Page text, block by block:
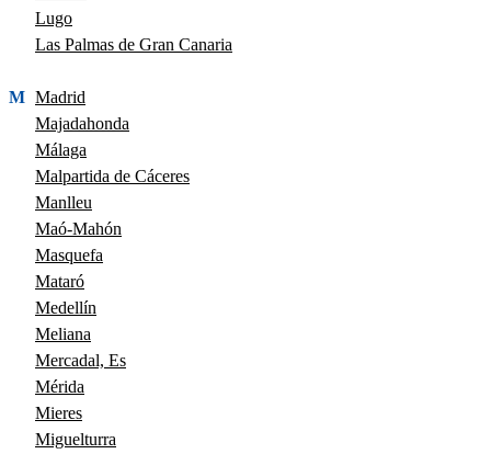
Lugo
Las Palmas de Gran Canaria
M Madrid
Majadahonda
Málaga
Malpartida de Cáceres
Manlleu
Maó-Mahón
Masquefa
Mataró
Medellín
Meliana
Mercadal, Es
Mérida
Mieres
Miguelturra